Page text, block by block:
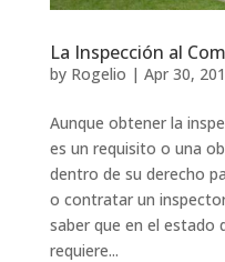
La Inspección al
by Rogelio | Apr 30,
Aunque obtener la
es un requisito o una
dentro de su derecho
o contratar un
saber que en el estado
requiere...